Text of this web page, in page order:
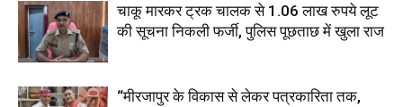
चाकू मारकर ट्रक चालक से 1.06 लाख रुपये लूट
की सूचना निकली फर्जी, पुलिस पूछताछ में खुला राज
“मीरजापुर के विकास से लेकर पत्रकारिता तक,